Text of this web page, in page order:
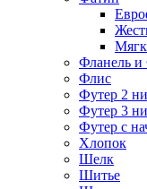
Фланель и
Флис
Футер 2
Футер 3
Футер с
Хлопок
Шелк
Шитье